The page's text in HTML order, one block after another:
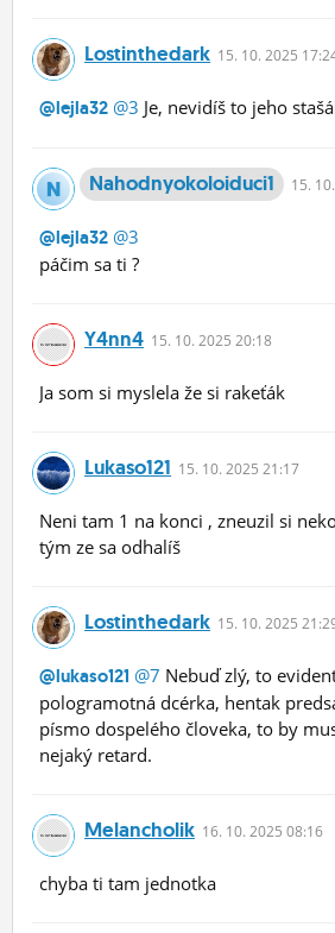
Lostinthedark 15. 10. 2025
@lejla32 @3 Je, nevidíš to jeho
Nahodnyokoloiduci1 15. 10.
@lejla32 @3
páčim sa ti ?
Y4nn4 15. 10. 2025 20:18
Ja som si myslela že si rakeťák
Lukaso121 15. 10. 2025 21:17
Neni tam 1 na konci , zneuzil si
tým ze sa odhalíš
Lostinthedark 15. 10. 2025
@lukaso121 @7 Nebuď zlý, to
pologramotná dcérka, hentak
písmo dospelého človeka, to by
nejaký retard.
Melancholik 16. 10. 2025 08:16
chyba ti tam jednotka